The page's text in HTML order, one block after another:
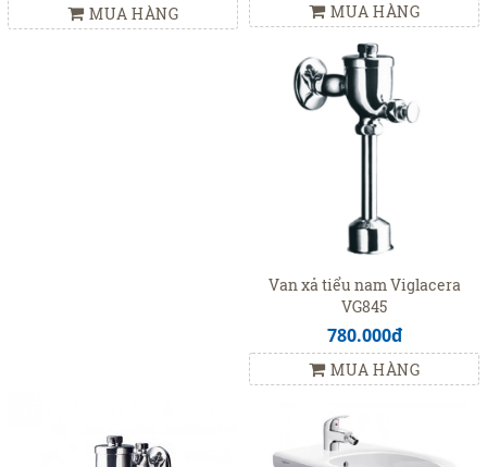
MUA HÀNG MUA HÀNG
Van xả tiểu nam Viglacera
VG845
780.000đ
MUA HÀNG